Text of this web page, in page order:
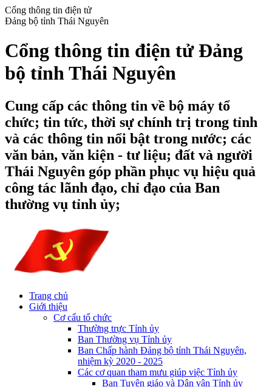
Cổng thông tin điện tử
Đảng bộ tỉnh Thái Nguyên
Cổng thông tin điện tử Đảng
bộ tỉnh Thái Nguyên
Cung cấp các thông tin về bộ máy tổ
chức; tin tức, thời sự chính trị trong tỉnh
và các thông tin nổi bật trong nước; các
văn bản, văn kiện - tư liệu; đất và người
Thái Nguyên góp phần phục vụ hiệu quả
công tác lãnh đạo, chỉ đạo của Ban
thường vụ tỉnh ủy;
Trang chủ
Giới thiệu
Cơ cấu tổ chức
Thường trực Tỉnh ủy
Ban Thường vụ Tỉnh ủy
Ban Chấp hành Đảng bộ tỉnh Thái Nguyên,
nhiệm kỳ 2020 - 2025
Các cơ quan tham mưu giúp việc Tỉnh ủy
Ban Tuyên giáo và Dân vận Tỉnh ủy